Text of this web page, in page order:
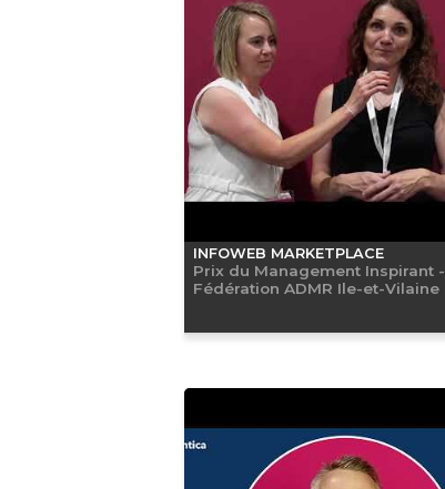
INFOWEB MARKETPLACE
Prix du Management Inspirant -
Fédération ADMR Ile-et-Vilaine